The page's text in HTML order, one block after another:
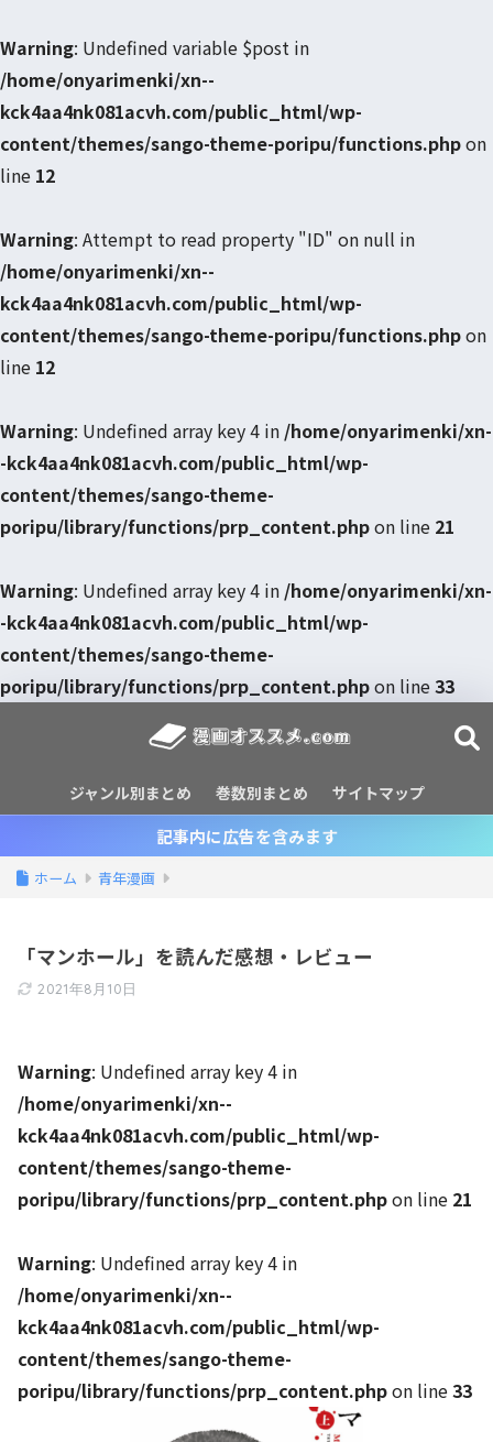
Warning: Undefined variable $post in
/home/onyarimenki/xn--
kck4aa4nk081acvh.com/public_html/wp-
content/themes/sango-theme-poripu/functions.phpon
line 12
Warning: Attempt to read property "ID" on null in
/home/onyarimenki/xn--
kck4aa4nk081acvh.com/public_html/wp-
content/themes/sango-theme-poripu/functions.phpon
line 12
Warning: Undefined array key 4 in /home/onyarimenki/xn-
-kck4aa4nk081acvh.com/public_html/wp-
content/themes/sango-theme-
poripu/library/functions/prp_content.phpon line 21
Warning: Undefined array key 4 in /home/onyarimenki/xn-
-kck4aa4nk081acvh.com/public_html/wp-
content/themes/sango-theme-
poripu/library/functions/prp_content.phpon line33
ジャンル別まとめ 巻数別まとめ サイトマップ
記事内に広告を含みます
ホーム 青年漫画
「マンホール」を読んだ感想・レビュー
2021年8月10日
Warning: Undefined array key 4 in
/home/onyarimenki/xn--
kck4aa4nk081acvh.com/public_html/wp-
content/themes/sango-theme-
poripu/library/functions/prp_content.phpon line 21
Warning: Undefined array key 4 in
/home/onyarimenki/xn--
kck4aa4nk081acvh.com/public_html/wp-
content/themes/sango-theme-
poripu/library/functions/prp_content.phpon line33